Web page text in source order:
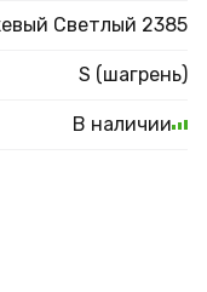
Светлый 2385
S (шагрень)
В наличии